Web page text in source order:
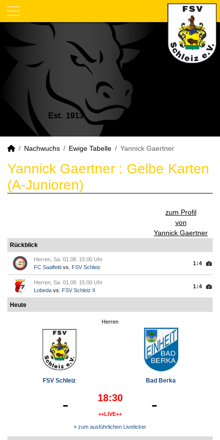
Est. 1913
Nachwuchs Ewige Tabelle Yannick Gaertner
Yannick Gaertner : Gelbe Karten
(A-Junioren)
zum Profil
von
Yannick Gaertner
Rückblick
Herren, Sa. 01.08. 15:00 Uhr
FC Saalfeld vs. FSV Schleiz
1:4
Herren, Sa. 01.08. 15:00 Uhr
Lobeda vs. FSV Schleiz II
1:4
Heute
Herren
FSV Schleiz Bad Berka
- 18:30
++LIVE++ -
» zum ausführlichen Liveticker